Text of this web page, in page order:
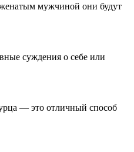
мужчиной они будут
суждения о себе или
— это отличный способ